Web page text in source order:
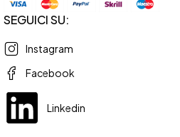
SEGUICI SU:
Instagram
Facebook
Linkedin